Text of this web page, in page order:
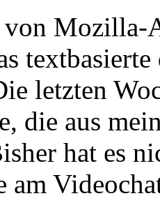
von
letzten
die aus
hat es
am